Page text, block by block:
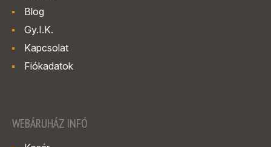
Blog
Gy.I.K.
Kapcsolat
Fiókadatok
WEBÁRUHÁZ INFÓ